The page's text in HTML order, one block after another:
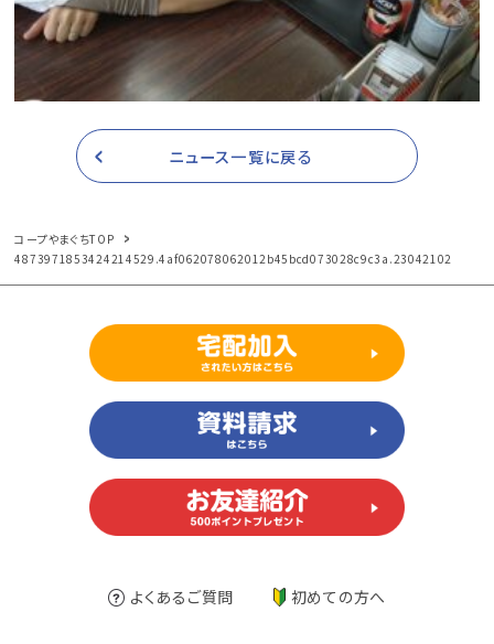
ニュース一覧に戻る
コープやまぐちTOP
4873971853424214529.4af062078062012b45bcd073028c9c3a.23042102
よくあるご質問 初めての方へ